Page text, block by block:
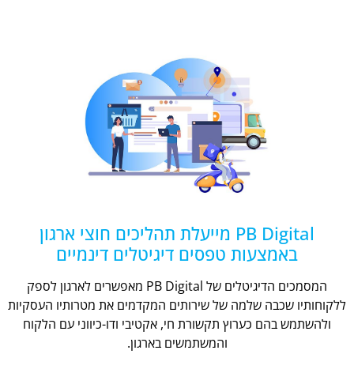
PB Digital מייעלת תהליכים חוצי ארגון
באמצעות טפסים דיגיטלים דינמיים
המסמכים הדיגיטלים של PB Digital מאפשרים לארגון לספק
ללקוחותיו שכבה שלמה של שירותים המקדמים את מטרותיו העסקיות
ולהשתמש בהם כערוץ תקשורת חי, אקטיבי ודו-כיווני עם הלקוח
והמשתמשים בארגון.